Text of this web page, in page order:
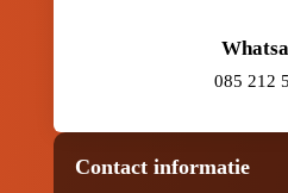
085 212
Contact informatie